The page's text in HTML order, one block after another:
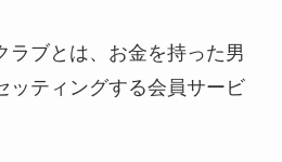
ブとは、 お金を持った男
ッティングする会員サービ